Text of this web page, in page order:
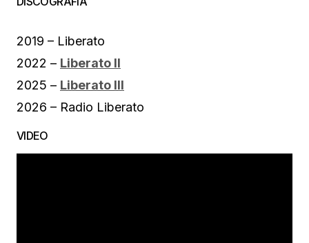
2019 – Liberato
2022 – Liberato II
2025 – Liberato III
2026 – Radio Liberato
VIDEO